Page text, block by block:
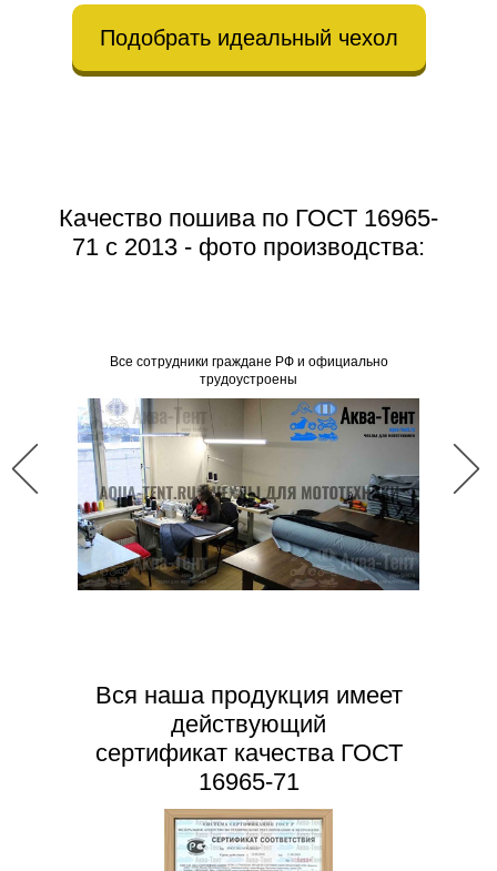
Подобрать идеальный чехол
Качество пошива по ГОСТ 16965-
71 с 2013 - фото производства:
Все сотрудники граждане РФ и официально
трудоустроены
Вся наша продукция имеет
действующий
сертификат качества ГОСТ
16965-71